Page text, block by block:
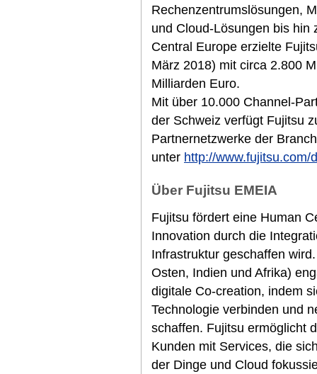
Rechenzentrumslösungen,
und Cloud-Lösungen bis hin
Central Europe erzielte
März 2018) mit circa 2.800
Milliarden Euro.
Mit über 10.000 Channel-
der Schweiz verfügt Fujitsu
Partnernetzwerke der
unter http://www.fujitsu.com/
Über Fujitsu EMEIA
Fujitsu fördert eine Human
Innovation durch die
Infrastruktur geschaffen
Osten, Indien und Afrika)
digitale Co-creation, indem
Technologie verbinden und
schaffen. Fujitsu ermöglicht
Kunden mit Services, die
der Dinge und Cloud